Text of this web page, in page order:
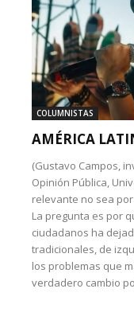
COLUMNISTAS
AMÉRICA
(Gustavo Campos,
Opinión Pública,
relevante no sea
La pregunta es por
ciudadanos ha
tradicionales, de
los problemas que
verdadero cambio